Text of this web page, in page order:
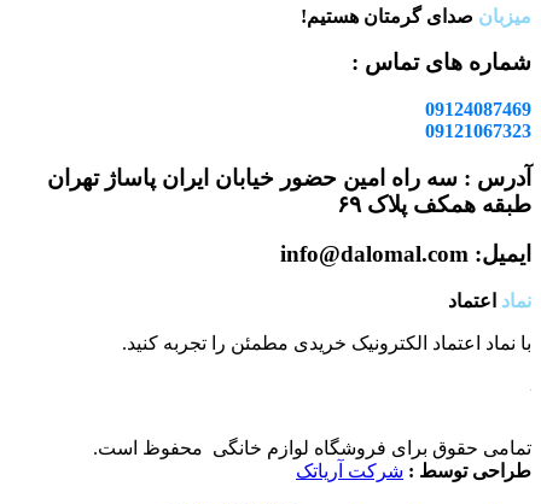
میزبان صدای گرمتان هستیم!
شماره های تماس :
09124087469
09121067323
آدرس : سه راه امین حضور خیابان ایران پاساژ تهران
طبقه همکف پلاک ۶۹
ایمیل: info@dalomal.com
نماد اعتماد
با نماد اعتماد الکترونیک خریدی مطمئن را تجربه کنید.
تمامی حقوق برای فروشگاه لوازم خانگی محفوظ است.
طراحی توسط : شرکت آریاتک